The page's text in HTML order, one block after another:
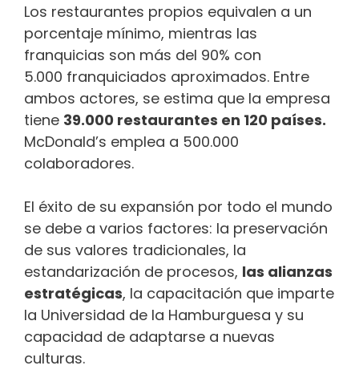
Los restaurantes propios equivalen a un
porcentaje mínimo, mientras las
franquicias son más del 90% con
5.000 franquiciados aproximados. Entre
ambos actores, se estima que la empresa
tiene 39.000 restaurantes en 120 países.
McDonald’s emplea a 500.000
colaboradores.
El éxito de su expansión por todo el mundo
se debe a varios factores: la preservación
de sus valores tradicionales, la
estandarización de procesos, las alianzas
estratégicas, la capacitación que imparte
la Universidad de la Hamburguesa y su
capacidad de adaptarse a nuevas
culturas.